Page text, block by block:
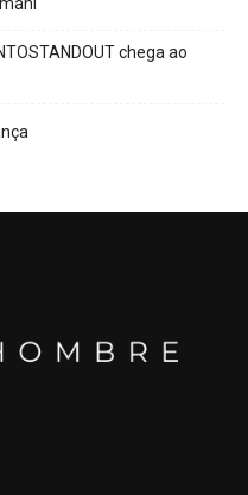
chega ao